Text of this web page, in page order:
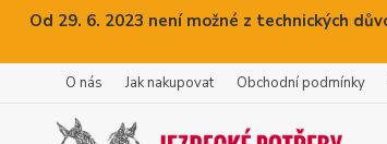
Od 29. 6. 2023 není možné z technických
O nás Jak nakupovat Obchodní podmínky